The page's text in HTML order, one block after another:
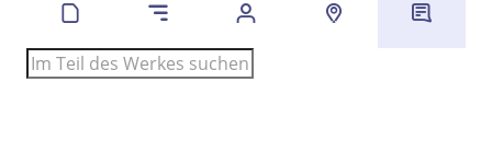
Anzeigen
Zuletzt gesucht